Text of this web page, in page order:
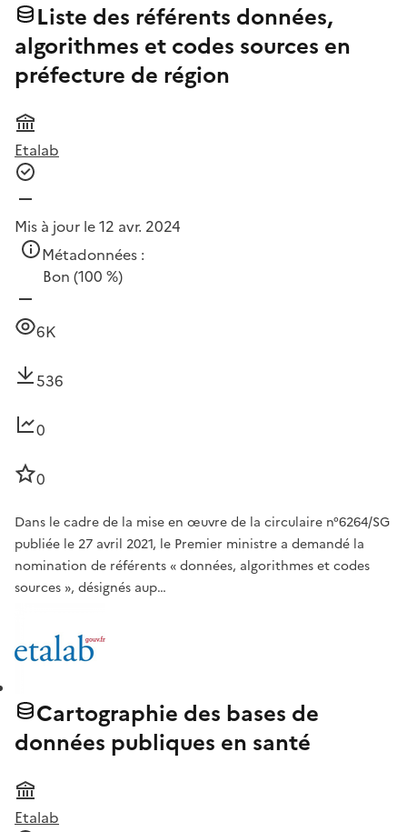
Liste des référents données,
algorithmes et codes sources en
préfecture de région
Etalab
Mis à jour le 12 avr. 2024
Métadonnées :
Bon (100 %)
6K
536
0
0
Dans le cadre de la mise en œuvre de la circulaire n°6264/SG
publiée le 27 avril 2021, le Premier ministre a demandé la
nomination de référents « données, algorithmes et codes
sources », désignés aup…
Cartographie des bases de
données publiques en santé
Etalab